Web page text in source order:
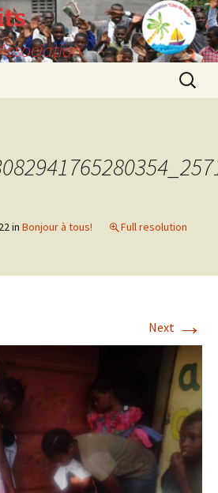
Search
for:
in Bonjour à tous!
Full resolution
Next →